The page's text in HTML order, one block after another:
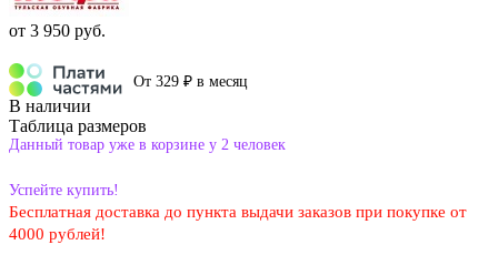
от 3 950 руб.
От 329 ₽ в месяц
В наличии
Таблица размеров
Данный товар уже в корзине у 2 человек
Успейте купить!
Бесплатная доставка до пункта выдачи заказов при покупке от
4000 рублей!